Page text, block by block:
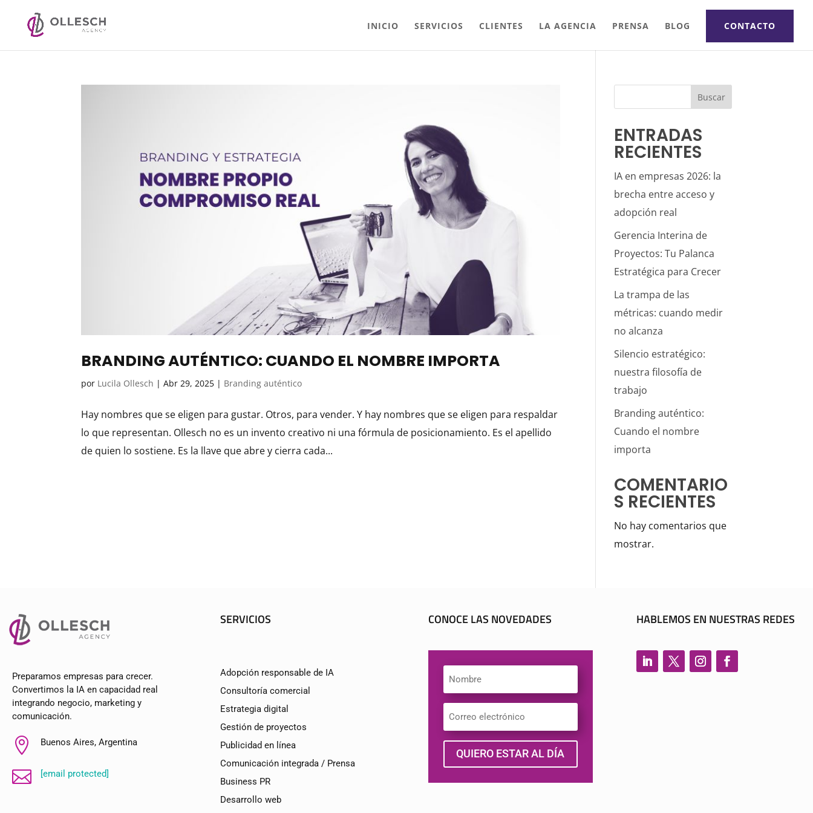
INICIO SERVICIOS CLIENTES LA AGENCIA PRENSA BLOG CONTACTO
BRANDING AUTÉNTICO: CUANDO EL NOMBRE IMPORTA
por Lucila Ollesch |Abr 29, 2025 | Branding auténtico
Hay nombres que se eligen para gustar. Otros, para vender. Y hay nombres que se eligen para respaldar
lo que representan. Ollesch no es un invento creativo ni una fórmula de posicionamiento. Es el apellido
de quien lo sostiene. Es la llave que abre y cierra cada...
Buscar
ENTRADAS
RECIENTES
IA en empresas 2026: la
brecha entre acceso y
adopción real
Gerencia Interina de
Proyectos: Tu Palanca
Estratégica para Crecer
La trampa de las
métricas: cuando medir
no alcanza
Silencio estratégico:
nuestra filosofía de
trabajo
Branding auténtico:
Cuando el nombre
importa
COMENTARIO
S RECIENTES
No hay comentarios que
mostrar.
Preparamos empresas para crecer.
Convertimos la IA en capacidad real
integrando negocio, marketing y
comunicación.
 Buenos Aires, Argentina
 [email protected]
SERVICIOS
Adopción responsable de IA
Consultoría comercial
Estrategia digital
Gestión de proyectos
Publicidad en línea
Comunicación integrada / Prensa
Business PR
Desarrollo web
CONOCE LAS NOVEDADES
QUIERO ESTAR AL DÍA
HABLEMOS EN NUESTRAS REDES